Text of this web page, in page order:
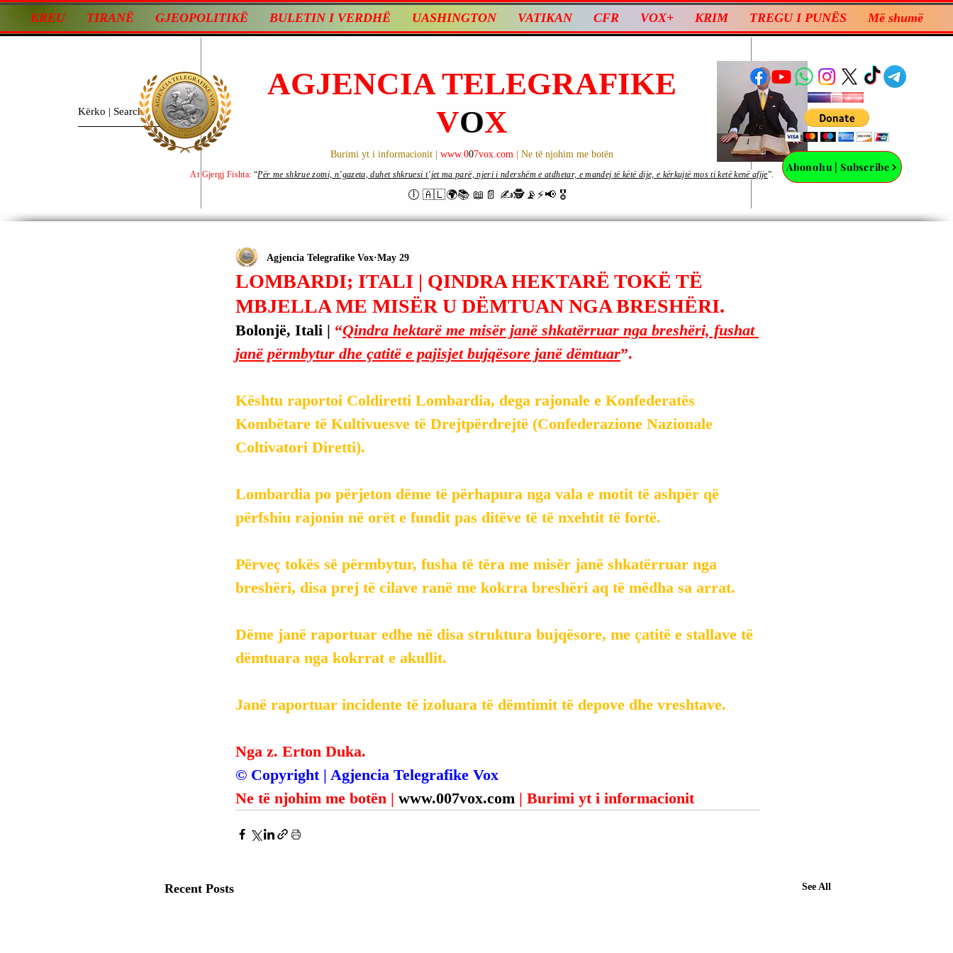
KREU TIRANË GJEOPOLITIKË BULETIN I VERDHË UASHINGTON VATIKAN CFR VOX+ KRIM TREGU I PUNËS Më shumë
AGJENCIA TELEGRAFIKE
VOX
Burimi yt i informacionit | www.007vox.com | Ne të njohim me botën
🕕 🇦🇱🌍📚 📖📄 ✍🕵️📡⚡️📢 🎖
Abonohu | Subscribe
At Gjergj Fishta: “Për me shkrue zotni, n’gazeta, duhet shkruesi t’jet ma parë, njeri i ndershëm e atdhetar, e mandej të këtë dije, e kërkujtë mos ti ketë kenë afije”.
LOMBARDI; ITALI | QINDRA HEKTARË TOKË TË
MBJELLA ME MISËR U DËMTUAN NGA BRESHËRI.
Agjencia Telegrafike Vox May 29
Bolonjë, Itali | “Qindra hektarë me misër janë shkatërruar nga breshëri, fushat
janë përmbytur dhe çatitë e pajisjet bujqësore janë dëmtuar”.
Kështu raportoi Coldiretti Lombardia, dega rajonale e Konfederatës
Kombëtare të Kultivuesve të Drejtpërdrejtë (Confederazione Nazionale
Coltivatori Diretti).
Lombardia po përjeton dëme të përhapura nga vala e motit të ashpër që
përfshiu rajonin në orët e fundit pas ditëve të të nxehtit të fortë.
Përveç tokës së përmbytur, fusha të tëra me misër janë shkatërruar nga
breshëri, disa prej të cilave ranë me kokrra breshëri aq të mëdha sa arrat.
Dëme janë raportuar edhe në disa struktura bujqësore, me çatitë e stallave të
dëmtuara nga kokrrat e akullit.
Janë raportuar incidente të izoluara të dëmtimit të depove dhe vreshtave.
Nga z. Erton Duka.
© Copyright | Agjencia Telegrafike Vox
Ne të njohim me botën | www.007vox.com | Burimi yt i informacionit
Recent Posts See All